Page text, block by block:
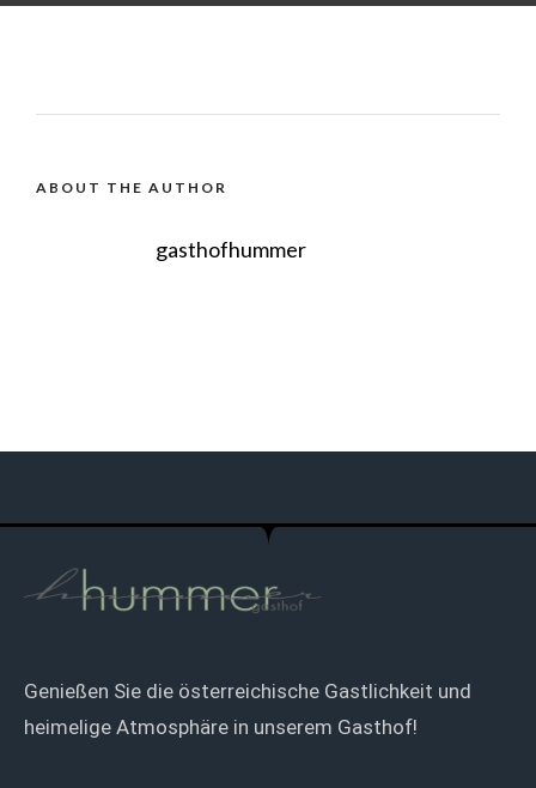
ABOUT THE AUTHOR
gasthofhummer
Genießen Sie die österreichische Gastlichkeit und
heimelige Atmosphäre in unserem Gasthof!